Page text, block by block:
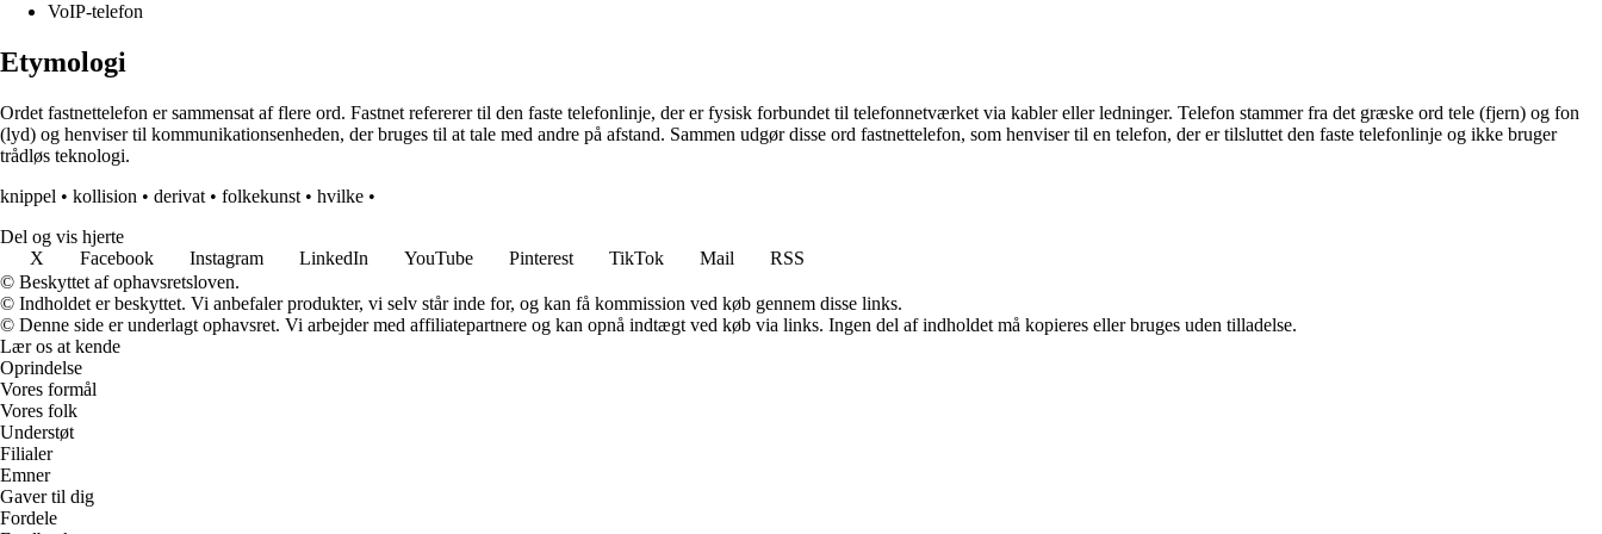
VoIP-telefon
Etymologi
Ordet fastnettelefon er sammensat af flere ord. Fastnet refererer til den faste telefonlinje, der er fysisk forbundet til telefonnetværket via kabler eller ledninger. Telefon stammer fra det græske ord tele (fjern) og fon
(lyd) og henviser til kommunikationsenheden, der bruges til at tale med andre på afstand. Sammen udgør disse ord fastnettelefon, som henviser til en telefon, der er tilsluttet den faste telefonlinje og ikke bruger
trådløs teknologi.
knippel • kollision • derivat • folkekunst • hvilke •
Del og vis hjerte
X
Facebook Instagram LinkedIn YouTube Pinterest TikTok Mail
RSS
© Beskyttet af ophavsretsloven.
© Indholdet er beskyttet. Vi anbefaler produkter, vi selv står inde for, og kan få kommission ved køb gennem disse links.
© Denne side er underlagt ophavsret. Vi arbejder med affiliatepartnere og kan opnå indtægt ved køb via links. Ingen del af indholdet må kopieres eller bruges uden tilladelse.
Lær os at kende
Oprindelse
Vores formål
Vores folk
Understøt
Filialer
Emner
Gaver til dig
Fordele